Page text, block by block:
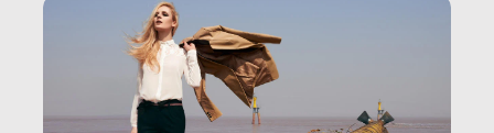
trae un guadagno. In questo reportage vediamo
quale e come.